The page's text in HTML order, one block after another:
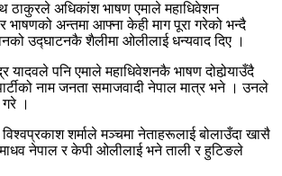
ठाकुरले अधिकांश भाषण एमाले महाधिवेशन
भाषणको अन्तमा आफ्ना केही माग पूरा गरेको भन्दै
उद्घाटनकै शैलीमा ओलीलाई धन्यवाद दिए ।
यादवले पनि एमाले महाधिवेशनकै भाषण दोहोर्‍याउँदै
नाम जनता समाजवादी नेपाल मात्र भने । उनले
।
शर्माले मञ्चमा नेताहरूलाई बोलाउँदा खासै
नेपाल र केपी ओलीलाई भने ताली र हुटिङले